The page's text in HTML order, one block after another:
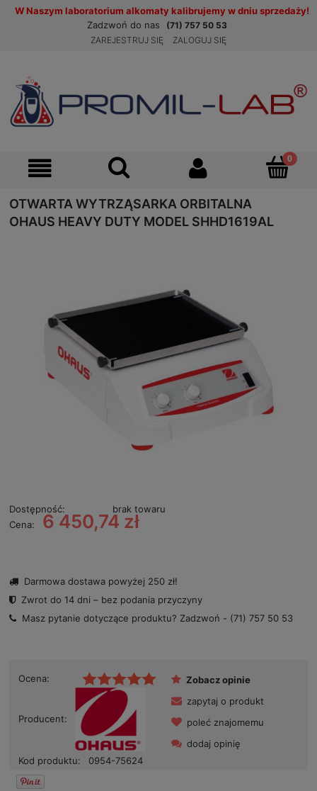
W Naszym laboratorium alkomaty kalibrujemy w dniu sprzedaży!
Zadzwoń do nas
(71) 757 50 53
ZAREJESTRUJ SIĘ
ZALOGUJ SIĘ
OTWARTA WYTRZĄSARKA ORBITALNA
OHAUS HEAVY DUTY MODEL SHHD1619AL
Dostępność:
brak towaru
Cena:
6 450,74 zł
Darmowa dostawa powyżej 250 zł!
Zwrot do 14 dni – bez podania przyczyny
Masz pytanie dotyczące produktu? Zadzwoń - (71) 757 50 53
Ocena:
Producent:
Kod produktu: 0954-75624
Zobacz opinie
zapytaj o produkt
poleć znajomemu
dodaj opinię